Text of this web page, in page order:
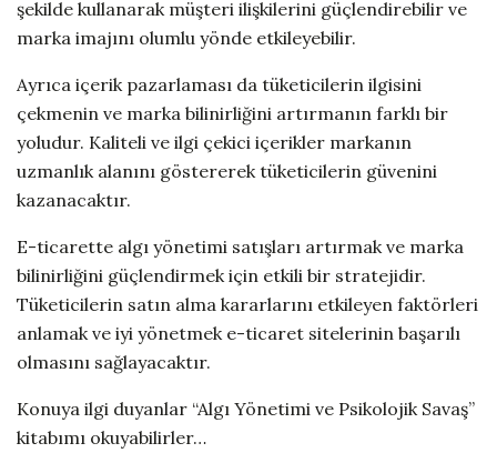
şekilde kullanarak müşteri ilişkilerini güçlendirebilir ve
marka imajını olumlu yönde etkileyebilir.
Ayrıca içerik pazarlaması da tüketicilerin ilgisini
çekmenin ve marka bilinirliğini artırmanın farklı bir
yoludur. Kaliteli ve ilgi çekici içerikler markanın
uzmanlık alanını göstererek tüketicilerin güvenini
kazanacaktır.
E-ticarette algı yönetimi satışları artırmak ve marka
bilinirliğini güçlendirmek için etkili bir stratejidir.
Tüketicilerin satın alma kararlarını etkileyen faktörleri
anlamak ve iyi yönetmek e-ticaret sitelerinin başarılı
olmasını sağlayacaktır.
Konuya ilgi duyanlar “Algı Yönetimi ve Psikolojik Savaş”
kitabımı okuyabilirler…